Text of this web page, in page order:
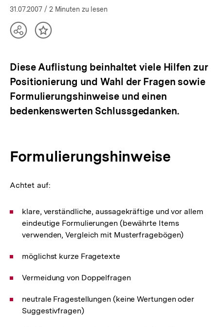
31.07.2007 / 2 Minuten zu lesen
TeilenInhalt
Diese Auflistung beinhaltet viele Hilfen zur
Positionierung und Wahl der Fragen sowie
Formulierungshinweise und einen
bedenkenswerten Schlussgedanken.
Formulierungshinweise
Achtet auf:
klare, verständliche, aussagekräftige und vor allem
eindeutige Formulierungen (bewährte Items
verwenden, Vergleich mit Musterfragebögen)
möglichst kurze Fragetexte
Vermeidung von Doppelfragen
neutrale Fragestellungen (keine Wertungen oder
Suggestivfragen)